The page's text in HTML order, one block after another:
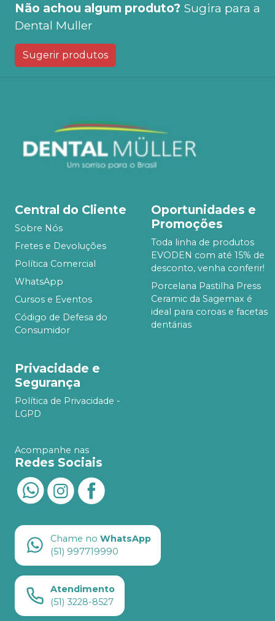
Não achou algum produto? Sugira para a
Dental Muller
Sugerir produtos
Central do Cliente
Sobre Nós
Fretes e Devoluções
Política Comercial
WhatsApp
Cursos e Eventos
Código de Defesa do
Consumidor
Oportunidades e
Promoções
Toda linha de produtos
EVODEN com até 15% de
desconto, venha conferir!
Porcelana Pastilha Press
Ceramic da Sagemax é
ideal para coroas e facetas
dentárias
Privacidade e
Segurança
Política de Privacidade -
LGPD
Acompanhe nas
Redes Sociais
Chame no WhatsApp
(51) 997719990
Atendimento
(51) 3228-8527